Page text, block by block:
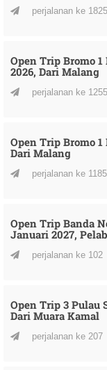
perjalanan ke 1825
Open Trip Bromo 1
2026, Dari Malang
perjalanan ke 1255
Open Trip Bromo 1
Dari Malang
perjalanan ke 1185
Open Trip Banda
Januari 2027,
perjalanan ke 102
Open Trip 3 Pulau
Dari Muara Kamal
perjalanan ke 207